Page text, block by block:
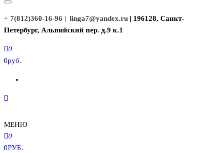
+ 7(812)360-16-96 | linga7@yandex.ru | 196128, Санкт-
Петербург, Альпийский пер. д.9 к.1
0
0руб.
МЕНЮ
0
0РУБ.